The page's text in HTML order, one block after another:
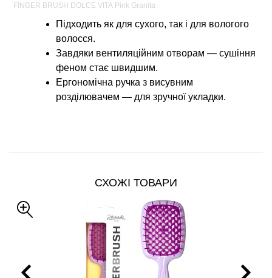
FINGER BRUSH DOLCE VITA Pink Granita
Підходить як для сухого, так і для вологого
волосся.
Завдяки вентиляційним отворам — сушіння
феном стає швидшим.
Ергономічна ручка з висувним
розділювачем — для зручної укладки.
СХОЖІ ТОВАРИ